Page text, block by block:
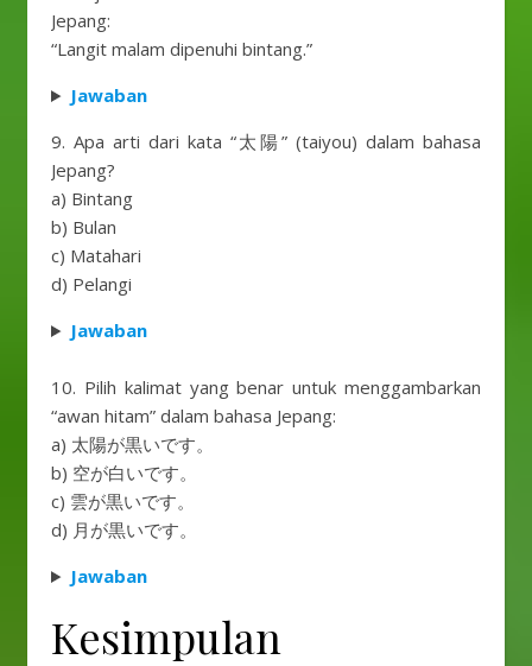
Jepang:
“Langit malam dipenuhi bintang.”
Jawaban
9. Apa arti dari kata “太陽” (taiyou) dalam bahasa
Jepang?
a) Bintang
b) Bulan
c) Matahari
d) Pelangi
Jawaban
10. Pilih kalimat yang benar untuk menggambarkan
“awan hitam” dalam bahasa Jepang:
a) 太陽が黒いです。
b) 空が白いです。
c) 雲が黒いです。
d) 月が黒いです。
Jawaban
Kesimpulan